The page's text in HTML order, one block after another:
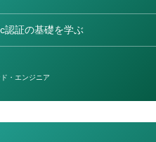
認証の基礎を学ぶ
・エンジニア